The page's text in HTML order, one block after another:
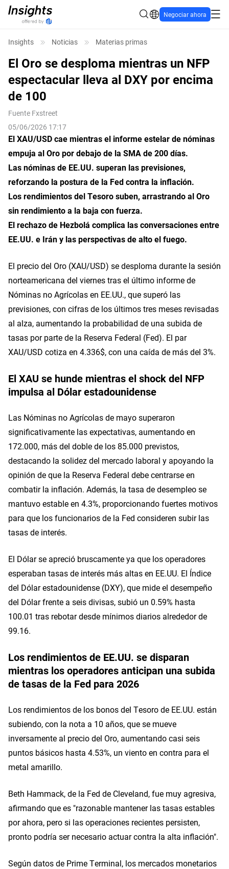
Negociar ahora
Insights Noticias Materias primas
El Oro se desploma mientras un NFP
espectacular lleva al DXY por encima
de 100
Fuente Fxstreet
05/06/2026 17:17
El XAU/USD cae mientras el informe estelar de nóminas
empuja al Oro por debajo de la SMA de 200 días.
Las nóminas de EE.UU. superan las previsiones,
reforzando la postura de la Fed contra la inflación.
Los rendimientos del Tesoro suben, arrastrando al Oro
sin rendimiento a la baja con fuerza.
El rechazo de Hezbolá complica las conversaciones entre
EE.UU. e Irán y las perspectivas de alto el fuego.
El precio del Oro (XAU/USD) se desploma durante la sesión
norteamericana del viernes tras el último informe de
Nóminas no Agrícolas en EE.UU., que superó las
previsiones, con cifras de los últimos tres meses revisadas
al alza, aumentando la probabilidad de una subida de
tasas por parte de la Reserva Federal (Fed). El par
XAU/USD cotiza en 4.336$, con una caída de más del 3%.
El XAU se hunde mientras el shock del NFP
impulsa al Dólar estadounidense
Las Nóminas no Agrícolas de mayo superaron
significativamente las expectativas, aumentando en
172.000, más del doble de los 85.000 previstos,
destacando la solidez del mercado laboral y apoyando la
opinión de que la Reserva Federal debe centrarse en
combatir la inflación. Además, la tasa de desempleo se
mantuvo estable en 4.3%, proporcionando fuertes motivos
para que los funcionarios de la Fed consideren subir las
tasas de interés.
El Dólar se apreció bruscamente ya que los operadores
esperaban tasas de interés más altas en EE.UU. El Índice
del Dólar estadounidense (DXY), que mide el desempeño
del Dólar frente a seis divisas, subió un 0.59% hasta
100.01 tras rebotar desde mínimos diarios alrededor de
99.16.
Los rendimientos de EE.UU. se disparan
mientras los operadores anticipan una subida
de tasas de la Fed para 2026
Los rendimientos de los bonos del Tesoro de EE.UU. están
subiendo, con la nota a 10 años, que se mueve
inversamente al precio del Oro, aumentando casi seis
puntos básicos hasta 4.53%, un viento en contra para el
metal amarillo.
Beth Hammack, de la Fed de Cleveland, fue muy agresiva,
afirmando que es "razonable mantener las tasas estables
por ahora, pero si las operaciones recientes persisten,
pronto podría ser necesario actuar contra la alta inflación".
Según datos de Prime Terminal, los mercados monetarios